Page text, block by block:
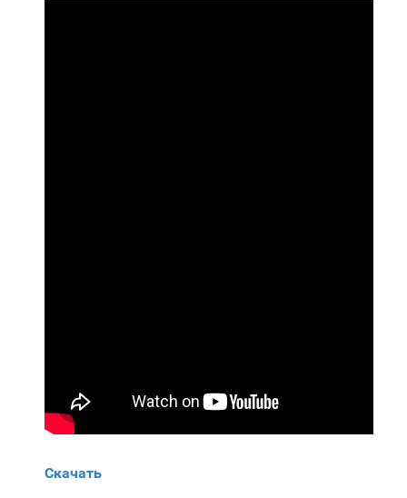
Скачать